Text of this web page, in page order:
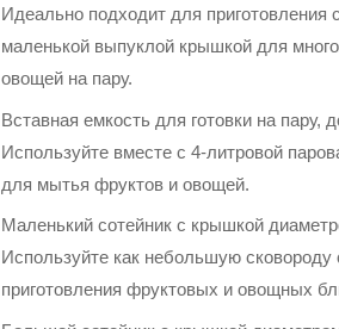
Идеально подходит для приготовления
маленькой выпуклой крышкой для
овощей на пару.
Вставная емкость для готовки на
Используйте вместе с 4-литровой
для мытья фруктов и овощей.
Маленький сотейник с крышкой
Используйте как небольшую
приготовления фруктовых и овощных